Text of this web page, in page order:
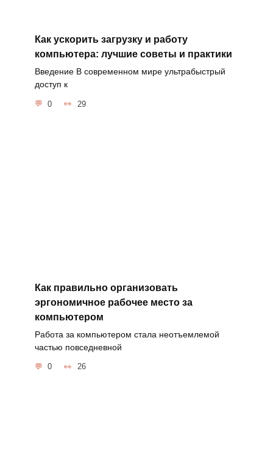
Как ускорить загрузку и работу
компьютера: лучшие советы и практики
Введение В современном мире ультрабыстрый
доступ к
0 29
Как правильно организовать
эргономичное рабочее место за
компьютером
Работа за компьютером стала неотъемлемой
частью повседневной
0 26